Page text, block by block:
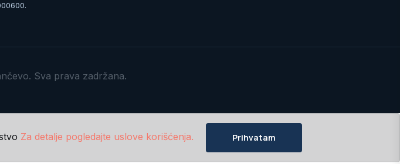
Sva prava zadržana.
Za detalje pogledajte uslove korišćenja. Prihvatam